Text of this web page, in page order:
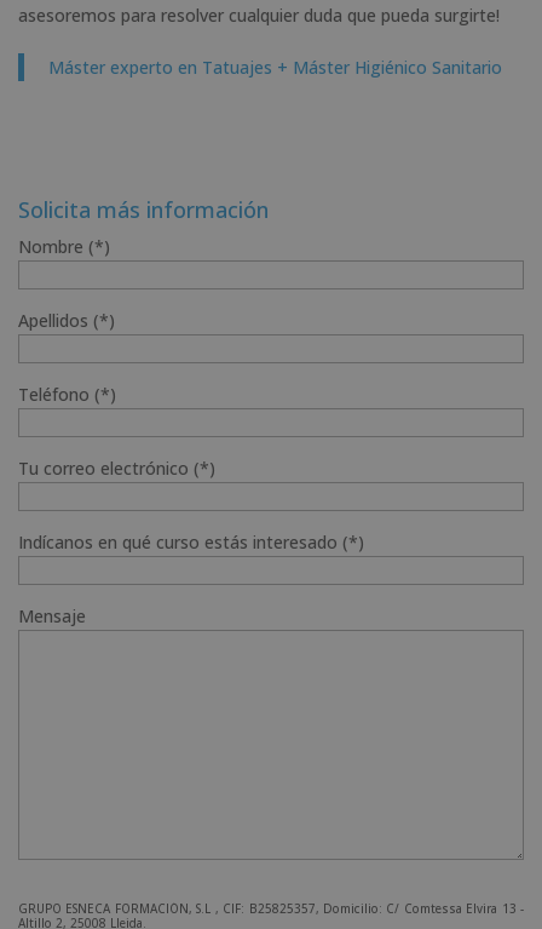
asesoremos para resolver cualquier duda que pueda surgirte!
Máster experto en Tatuajes + Máster Higiénico Sanitario
Solicita más información
Nombre (*)
Apellidos (*)
Teléfono (*)
Tu correo electrónico (*)
Indícanos en qué curso estás interesado (*)
Mensaje
GRUPO ESNECA FORMACIÓN, S.L , CIF: B25825357, Domicilio: C/ Comtessa Elvira 13 -
Altillo 2, 25008 Lleida.